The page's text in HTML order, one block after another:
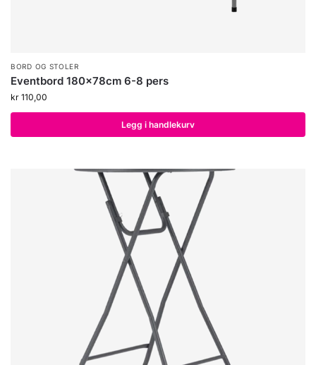
BORD OG STOLER
Eventbord 180x78cm 6-8 pers
kr 110,00
Legg i handlekurv